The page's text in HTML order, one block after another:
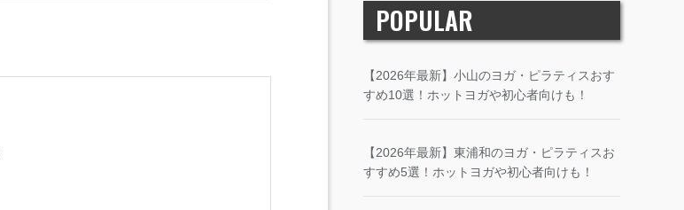
POPULAR
【2026年最新】小山のヨガ・ピラティスおす
すめ10選！ホットヨガや初心者向けも！
【2026年最新】東浦和のヨガ・ピラティスお
すすめ5選！ホットヨガや初心者向けも！